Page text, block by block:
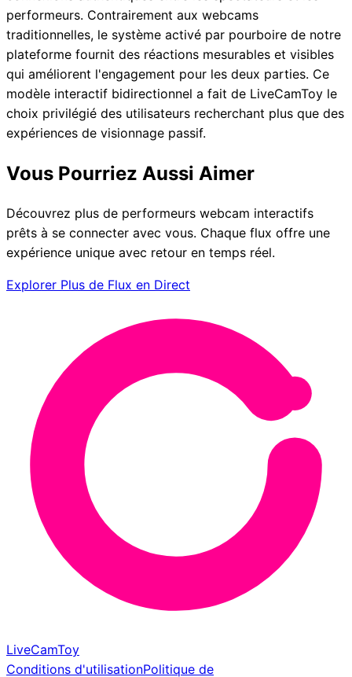
performeurs. Contrairement aux webcams
traditionnelles, le système activé par pourboire de notre
plateforme fournit des réactions mesurables et visibles
qui améliorent l'engagement pour les deux parties. Ce
modèle interactif bidirectionnel a fait de LiveCamToy le
choix privilégié des utilisateurs recherchant plus que des
expériences de visionnage passif.
Vous Pourriez Aussi Aimer
Découvrez plus de performeurs webcam interactifs
prêts à se connecter avec vous. Chaque flux offre une
expérience unique avec retour en temps réel.
Explorer Plus de Flux en Direct
LiveCamToy
Conditions d'utilisationPolitique de